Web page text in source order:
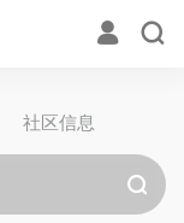
社区信息